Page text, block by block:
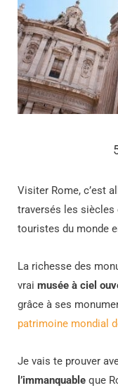
Visiter Rome, c’est
traversés les siècles
touristes du monde
La richesse des
vrai musée à ciel
grâce à ses
patrimoine mondial
Je vais te prouver
l’immanquable que